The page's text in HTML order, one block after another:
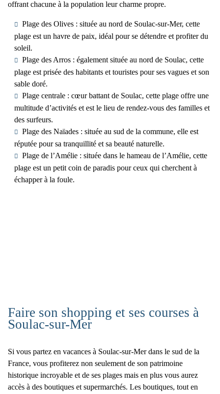
offrant chacune à la population leur charme propre.
Plage des Olives : située au nord de Soulac-sur-Mer, cette
plage est un havre de paix, idéal pour se détendre et profiter du
soleil.
Plage des Arros : également située au nord de Soulac, cette
plage est prisée des habitants et touristes pour ses vagues et son
sable doré.
Plage centrale : cœur battant de Soulac, cette plage offre une
multitude d’activités et est le lieu de rendez-vous des familles et
des surfeurs.
Plage des Naïades : située au sud de la commune, elle est
réputée pour sa tranquillité et sa beauté naturelle.
Plage de l’Amélie: située dans le hameau de l’Amélie, cette
plage est un petit coin de paradis pour ceux qui cherchent à
échapper à la foule.
Faire son shopping et ses courses à
Soulac-sur-Mer
Si vous partez en vacances à Soulac-sur-Mer dans le sud de la
France, vous profiterez non seulement de son patrimoine
historique incroyable et de ses plages mais en plus vous aurez
accès à des boutiques et supermarchés. Les boutiques, tout en